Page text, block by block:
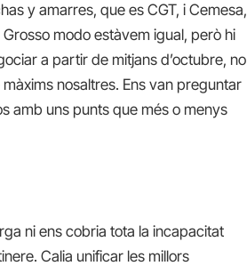
y amarres, que es CGT, i Cemesa,
modo estàvem igual, però hi
a partir de mitjans d’octubre, no
nosaltres. Ens van preguntar
amb uns punts que més o menys
ni ens cobria tota la incapacitat
Calia unificar les millors